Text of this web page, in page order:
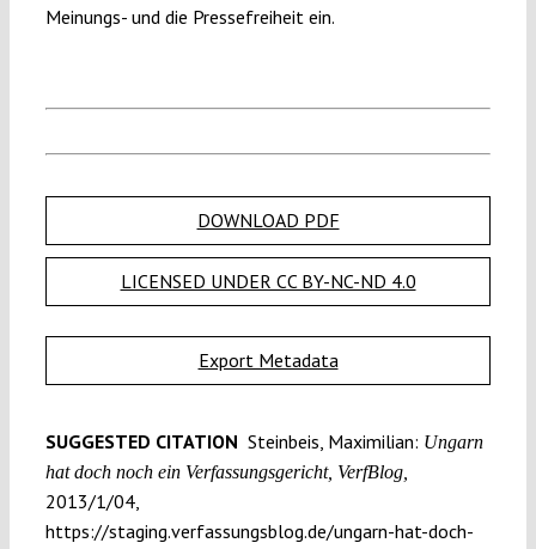
Meinungs- und die Pressefreiheit ein.
DOWNLOAD PDF
LICENSED UNDER CC BY-NC-ND 4.0
Export Metadata
SUGGESTED CITATION Steinbeis, Maximilian: Ungarn
hat doch noch ein Verfassungsgericht, VerfBlog,
2013/1/04,
https://staging.verfassungsblog.de/ungarn-hat-doch-